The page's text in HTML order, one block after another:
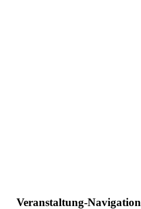
Veranstaltung-Navigation